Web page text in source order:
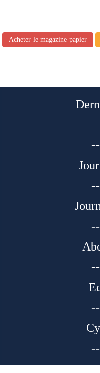
Acheter le magazine papier